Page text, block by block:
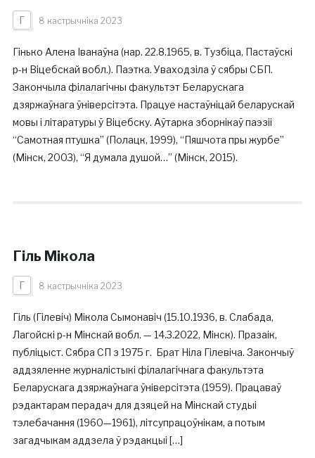
Г 8 кастрычніка 2023
Гінько Алена Іванаўна (нар. 22.8.1965, в. Тузбіца, Пастаўскі
р-н Віцебскай вобл.). Паэтка. Уваходзіла ў сябры СБП.
Закончыла філалагічны факультэт Беларускага
дзяржаўнага ўніверсітэта. Працуе настаўніцай беларускай
мовы і літаратуры ў Віцебску. Аўтарка зборнікаў паэзіі
“Самотная птушка” (Полацк, 1999), “Пяшчота пры журбе”
(Мінск, 2003), “Я думала душой…” (Мінск, 2015).
Гіль Мікола
Г 8 кастрычніка 2023
Гіль (Гілевіч) Мікола Сымонавіч (15.10.1936, в. Слабада,
Лагойскі р-н Мінскай вобл. — 14.3.2022, Мінск). Празаік,
публіцыст. Сябра СП з 1975 г. Брат Ніла Гілевіча. Закончыў
аддзяленне журналістыкі філалагічнага факультэта
Беларускага дзяржаўнага ўніверсітэта (1959). Працаваў
рэдактарам перадач для дзяцей на Мінскай студыі
тэлебачання (1960—1961), літсупрацоўнікам, а потым
загадчыкам аддзела ў рэдакцыі […]